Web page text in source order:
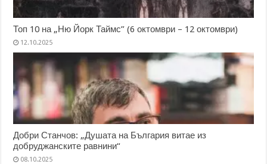
Топ 10 на „Ню Йорк Таймс” (6 октомври – 12 октомври)
12.10.2025
Добри Станчов: „Душата на България витае из
добруджанските равнини“
08.10.2025